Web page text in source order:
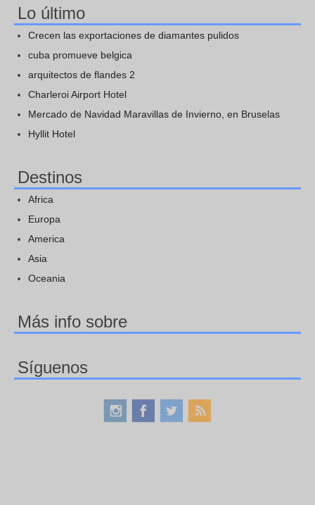
Lo último
Crecen las exportaciones de diamantes pulidos
cuba promueve belgica
arquitectos de flandes 2
Charleroi Airport Hotel
Mercado de Navidad Maravillas de Invierno, en Bruselas
Hyllit Hotel
Destinos
Africa
Europa
America
Asia
Oceania
Más info sobre
Síguenos